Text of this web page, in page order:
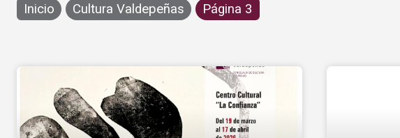
Inicio Cultura Valdepeñas Página 3